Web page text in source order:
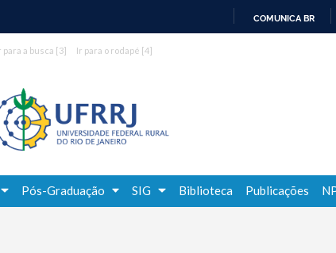
COMUNICA BR
para a busca [3] Ir para o rodapé [4]
Pós-Graduação SIG Biblioteca Publicações